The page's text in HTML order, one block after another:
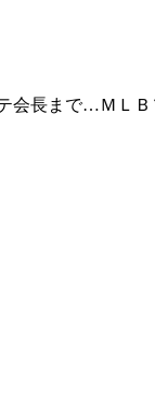
会長まで…ＭＬ